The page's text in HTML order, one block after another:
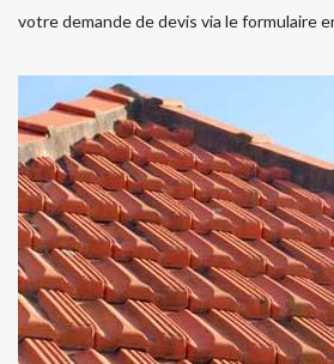
votre demande de devis via le formulaire